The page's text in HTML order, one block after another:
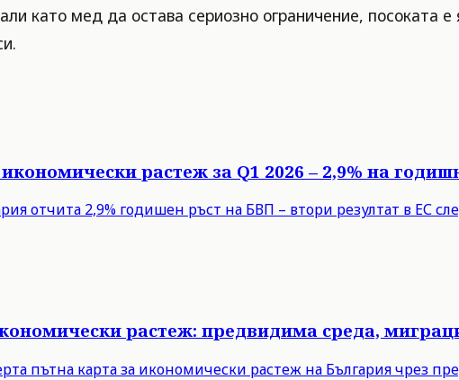
като мед да остава сериозно ограничение, посоката
растеж за Q1 2026 – 2,9% на
отчита 2,9% годишен ръст на БВП – втори резултат в ЕС
растеж: предвидима среда,
пътна карта за икономически растеж на България чрез